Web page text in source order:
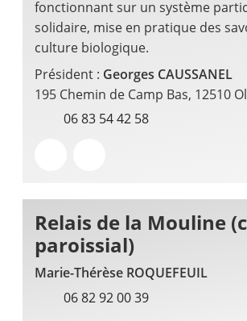
fonctionnant sur un système
solidaire, mise en pratique des
culture biologique.
Président : Georges CAUSSANEL
195 Chemin de Camp Bas, 12510
06 83 54 42 58
Relais de la Mouline
paroissial)
Marie-Thérèse ROQUEFEUIL
06 82 92 00 39